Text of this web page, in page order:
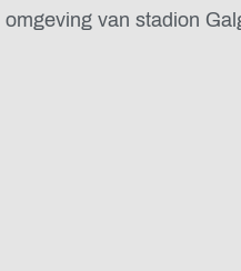
omgeving van stadion